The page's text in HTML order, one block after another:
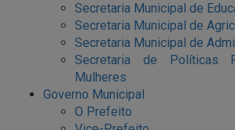
Secretaria Municipal de
Secretaria Municipal de
Secretaria Municipal de
Secretaria de Políticas
Mulheres
Governo Municipal
O Prefeito